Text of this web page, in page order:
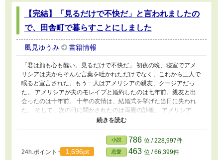
【完結】「見るだけで不快だ」と言われましたの
で、田舎町で暮らすことにしました
風見ゆうみ 書籍情報
「君は顔も心も醜い。見るだけで不快だ」 初夜の晩、寝室でアメ
リシアは夫からそんな言葉を吐かれただけでなく、これから三人で
眠ると宣言された。もう一人はアメリシアの親友、クージアだっ
た。 アメリシアが夫のモレイブと婚約したのは七年前。親友と出
会ったのは十年前。 十年の友情は、結婚式を挙げた当日に失われ
た。 そして、次の日に聞かされたのは両親の訃報。 アメリシア
は、どんなに辛くても両親の分も生きて幸せになると決め、そんな
に自分のことを見たくないのなら、モレイブと離婚し、彼と絶対に
会うことのない田舎町で暮らしていくことにした。 離婚届を置い
て去ったアメリシアは、田舎町で苦労しながらも、幸せを見つけて
いくのだが、モレイブはあんなことを言っておきながらも、アメリ
24h.ポイント 1,696pt
小説 786 位 / 228,997件
恋愛 463 位 / 66,399件